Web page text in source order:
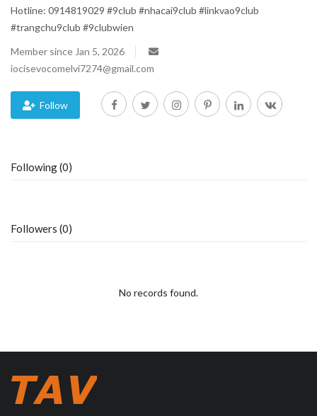
Fashion
Sitemap
News
Hotline: 0914819029 #9club #nhacai9club #linkvao9club
#trangchu9club #9clubwien
Member since Jan 5, 2026
iocisevocomelvi7274@gmail.com
Follow
Following (0)
Followers (0)
No records found.